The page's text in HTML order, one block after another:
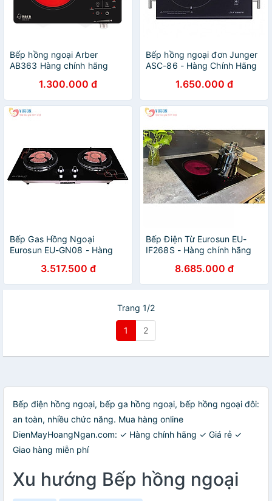
Bếp hồng ngoại Arber
AB363 Hàng chính hãng
1.300.000 đ
Bếp hồng ngoại đơn Junger
ASC-86 - Hàng Chính Hãng
1.650.000 đ
Bếp Gas Hồng Ngoại
Eurosun EU-GN08 - Hàng
3.517.500 đ
Bếp Điện Từ Eurosun EU-
IF268S - Hàng chính hãng
8.685.000 đ
Trang 1/2
1 2
Bếp điện hồng ngoại, bếp ga hồng ngoại, bếp hồng ngoại đôi:
an toàn, nhiều chức năng. Mua hàng online
DienMayHoangNgan.com: ✓ Hàng chính hãng ✓ Giá rẻ ✓
Giao hàng miễn phí
Xu hướng Bếp hồng ngoại